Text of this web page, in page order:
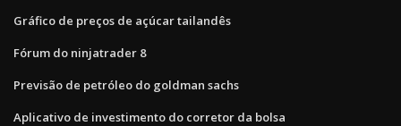
Gráfico de preços de açúcar tailandês
Fórum do ninjatrader 8
Previsão de petróleo do goldman sachs
Aplicativo de investimento do corretor da bolsa